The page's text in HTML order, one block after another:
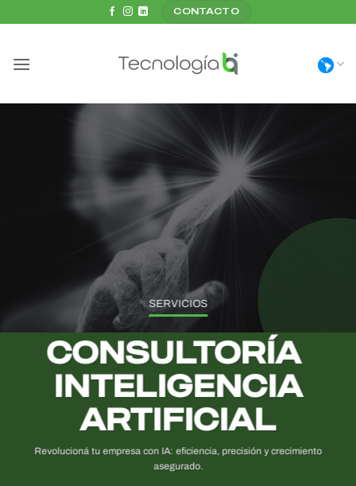
CONTACTO
SERVICIOS
CONSULTORÍA
INTELIGENCIA
ARTIFICIAL
Revolucioná tu empresa con IA: eficiencia, precisión y crecimiento
asegurado.